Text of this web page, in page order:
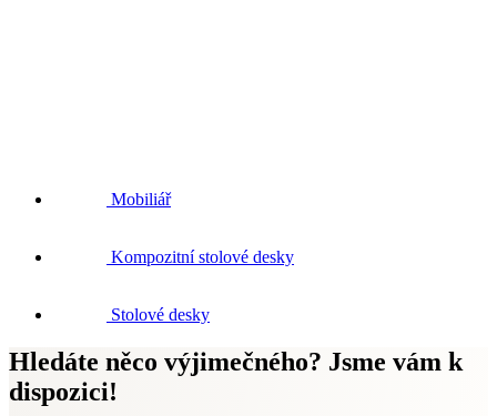
Mobiliář
Kompozitní stolové desky
Stolové desky
Hledáte něco výjimečného? Jsme vám k
dispozici!